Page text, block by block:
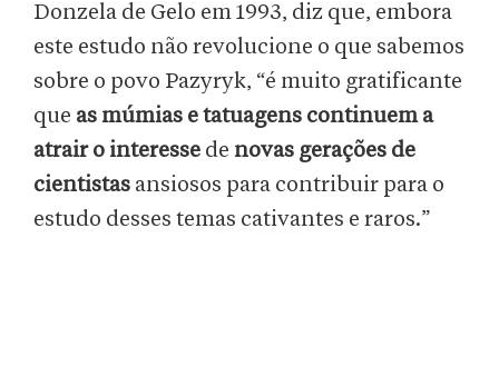
Donzela de Gelo em 1993, diz que, embora
este estudo não revolucione o que sabemos
sobre o povo Pazyryk, “é muito gratificante
que as múmias e tatuagens continuem a
atrair o interesse de novas gerações de
cientistas ansiosos para contribuir para o
estudo desses temas cativantes e raros.”